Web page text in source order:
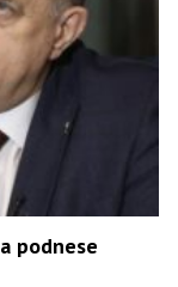
podnese